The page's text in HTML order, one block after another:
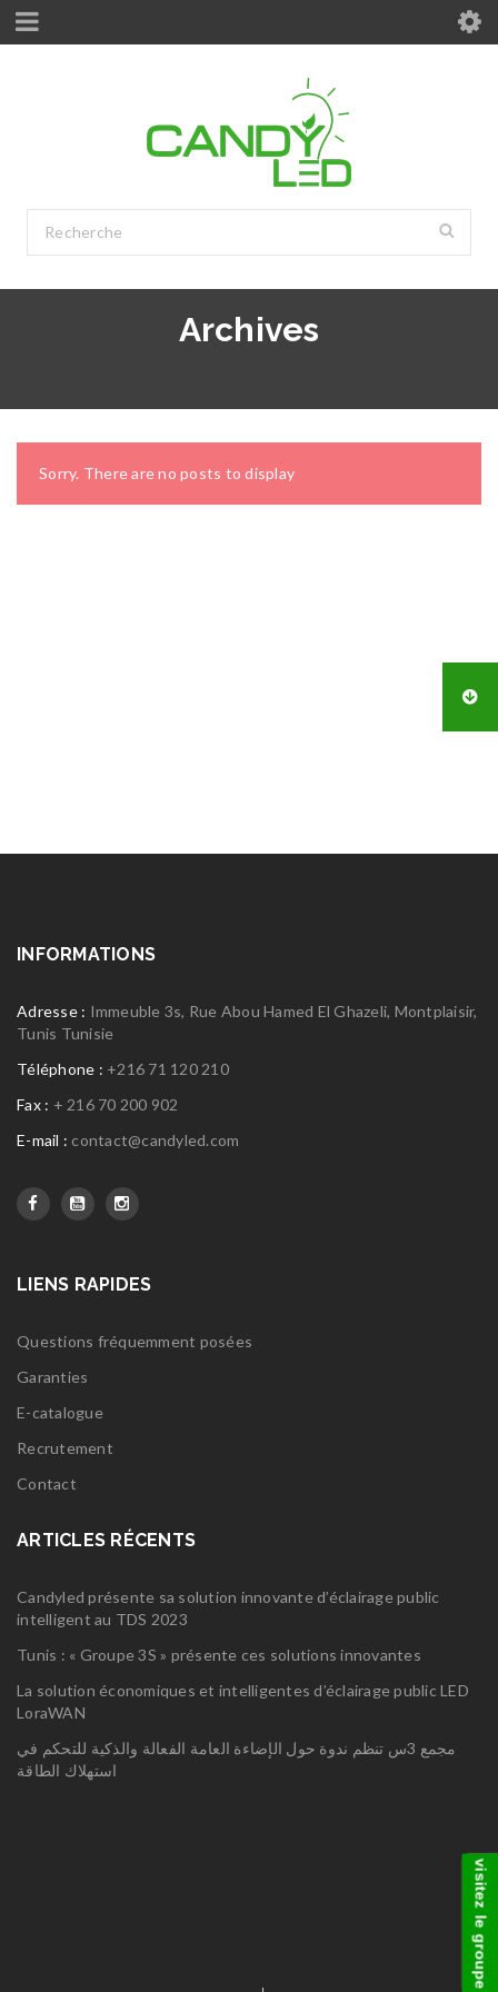
Archives
Sorry. There are no posts to display
INFORMATIONS
Adresse : Immeuble 3s, Rue Abou Hamed El Ghazeli, Montplaisir,
Tunis Tunisie
Téléphone : +216 71 120 210
Fax : + 216 70 200 902
E-mail : contact@candyled.com
LIENS RAPIDES
Questions fréquemment posées
Garanties
E-catalogue
Recrutement
Contact
ARTICLES RÉCENTS
Candyled présente sa solution innovante d’éclairage public
intelligent au TDS 2023
Tunis : « Groupe 3S » présente ces solutions innovantes
La solution économiques et intelligentes d’éclairage public LED
LoraWAN
مجمع 3س تنظم ندوة حول الإضاءة العامة الفعالة والذكية للتحكم في
استهلاك الطاقة
visitez le groupe